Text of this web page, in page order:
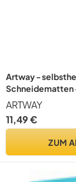
Artway -
Schneidematten
2302497, a3-1
ARTWAY
11,49 €
ZUM